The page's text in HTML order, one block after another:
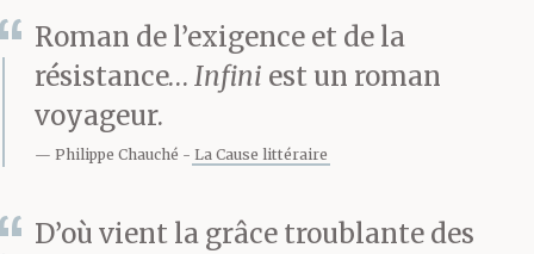
Si d’aventure ils ont eu
des dons pour
commencer, a-t-il dit.
La plupart du temps ils
n’ont absolument aucun
Roman de l’exigence et de la
résistance… Infini est un roman
voyageur.
Philippe Chauché La Cause littéraire
D’où vient la grâce troublante des